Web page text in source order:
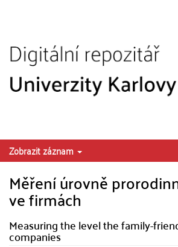
Zobrazit záznam
Měření úrovně
ve firmách
Measuring the level the family-
companies